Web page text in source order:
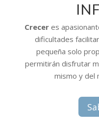
Crecer es
dificultades
pequeña solo
permitirán disfrutar
mismo y del